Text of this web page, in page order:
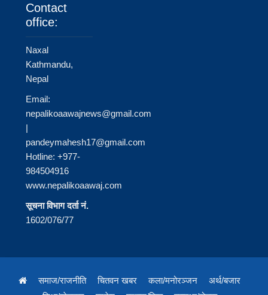
Contact
office:
Naxal
Kathmandu,
Nepal
Email:
nepalikoaawajnews@gmail.com
|
pandeymahesh17@gmail.com
Hotline: +977-
984504916
www.nepalikoaawaj.com
सूचना विभाग दर्ता नं.
1602/076/77
समाज/राजनीति चितवन खबर कला/मनोरञ्जन
अर्थ/बजार